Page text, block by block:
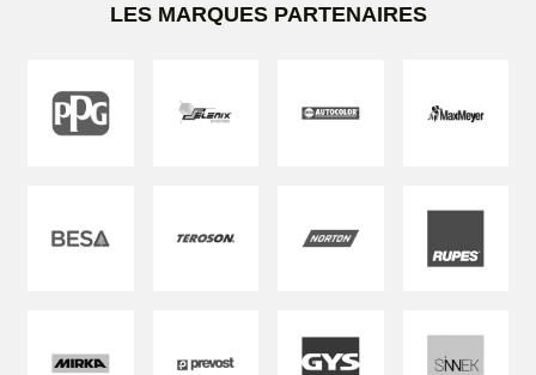
LES MARQUES PARTENAIRES